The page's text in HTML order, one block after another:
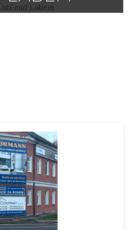
nad Labem